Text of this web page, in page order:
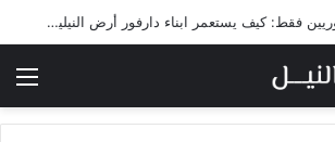
“الحواكير للدارفوريين فقط: كيف يستعمر ابناء دارفور أرض النيلين تحت غطاء المساواة”